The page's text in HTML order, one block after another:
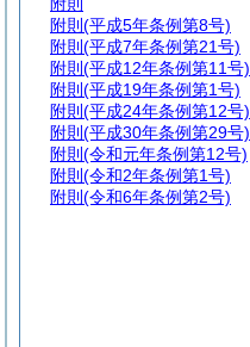
附則 (平成5年条例第8号)
附則 (平成7年条例第21号)
附則 (平成12年条例第11号)
附則 (平成19年条例第1号)
附則 (平成24年条例第12号)
附則 (平成30年条例第29号)
附則 (令和元年条例第12号)
附則 (令和2年条例第1号)
附則 (令和6年条例第2号)